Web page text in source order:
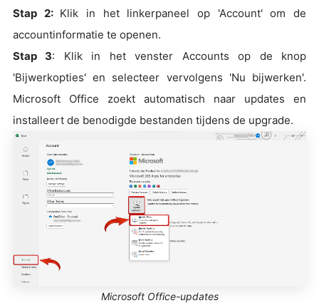
Stap 2: Klik in het linkerpaneel op 'Account' om de
accountinformatie te openen.
Stap 3: Klik in het venster Accounts op de knop
'Bijwerkopties' en selecteer vervolgens 'Nu bijwerken'.
Microsoft Office zoekt automatisch naar updates en
installeert de benodigde bestanden tijdens de upgrade.
Microsoft Office-updates